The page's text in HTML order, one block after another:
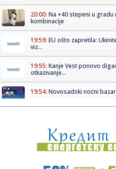
20:00: Na +40 stepeni u
kombinacije
19:59: EU ošto zapretila:
viz...
19:55: Kanje Vest ponovo
otkazivanje...
19:54: Novosadski noćni
19:51:Veliki požar kod Konjica
vatroga...